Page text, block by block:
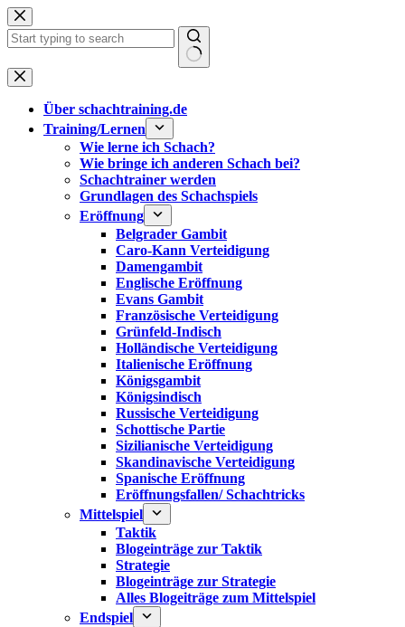
Zum
Inhalt
springen
Keine
Ergebnisse
Über schachtraining.de
Training/Lernen
Wie lerne ich Schach?
Wie bringe ich anderen Schach bei?
Schachtrainer werden
Grundlagen des Schachspiels
Eröffnung
Belgrader Gambit
Caro-Kann Verteidigung
Damengambit
Englische Eröffnung
Evans Gambit
Französische Verteidigung
Grünfeld-Indisch
Holländische Verteidigung
Italienische Eröffnung
Königsgambit
Königsindisch
Russische Verteidigung
Schottische Partie
Sizilianische Verteidigung
Skandinavische Verteidigung
Spanische Eröffnung
Eröffnungsfallen/ Schachtricks
Mittelspiel
Taktik
Blogeinträge zur Taktik
Strategie
Blogeinträge zur Strategie
Alles Blogeiträge zum Mittelspiel
Endspiel